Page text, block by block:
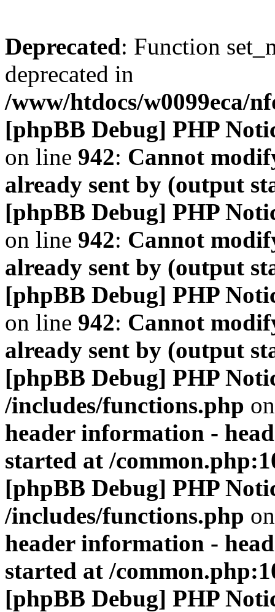
Deprecated: Function
deprecated in
/www/htdocs/w0099eca/
[phpBB Debug] PHP
on line 942: Cannot
already sent by (output
[phpBB Debug] PHP
on line 942: Cannot
already sent by (output
[phpBB Debug] PHP
on line 942: Cannot
already sent by (output
[phpBB Debug] PHP
/includes/functions.php
header information -
started at /
[phpBB Debug] PHP
/includes/functions.php
header information -
started at /
[phpBB Debug] PHP